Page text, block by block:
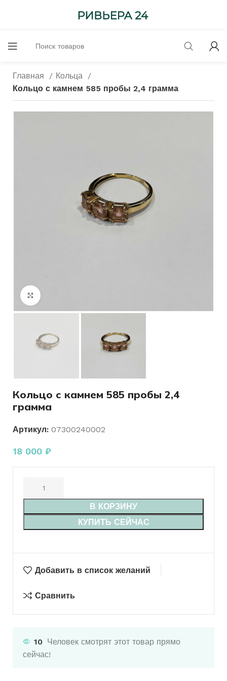
Главная
Кольца
Кольцо с камнем 585 пробы 2,4 грамма
Кольцо с камнем 585 пробы 2,4
грамма
Артикул: 07300240002
18 000 ₽
В КОРЗИНУ
КУПИТЬ СЕЙЧАС
Добавить в список желаний
Сравнить
10 Человек смотрят этот товар прямо
сейчас!